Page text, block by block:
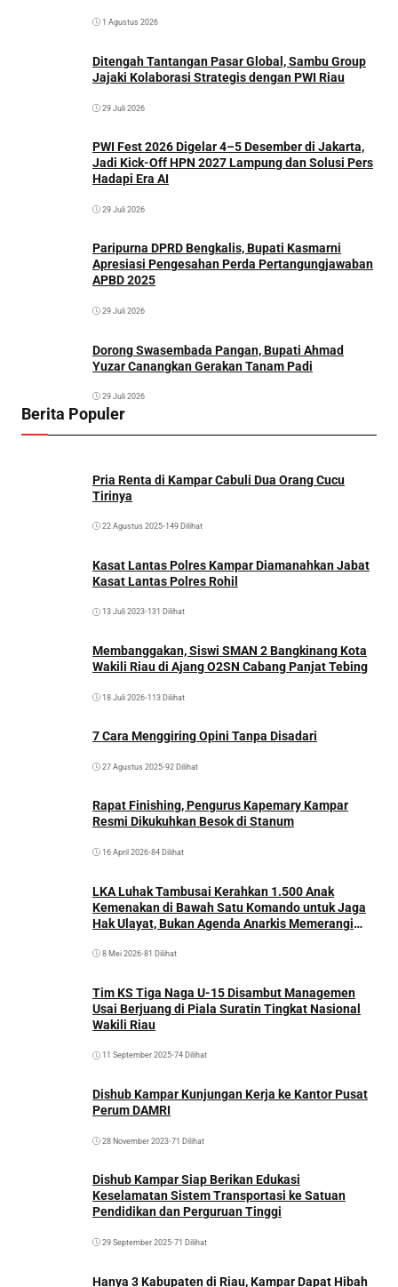
1 Agustus 2026
Ditengah Tantangan Pasar Global, Sambu Group
Jajaki Kolaborasi Strategis dengan PWI Riau
29 Juli 2026
PWI Fest 2026 Digelar 4–5 Desember di Jakarta,
Jadi Kick-Off HPN 2027 Lampung dan Solusi Pers
Hadapi Era AI
29 Juli 2026
Paripurna DPRD Bengkalis, Bupati Kasmarni
Apresiasi Pengesahan Perda Pertangungjawaban
APBD 2025
29 Juli 2026
Dorong Swasembada Pangan, Bupati Ahmad
Yuzar Canangkan Gerakan Tanam Padi
29 Juli 2026
Berita Populer
Pria Renta di Kampar Cabuli Dua Orang Cucu
Tirinya
22 Agustus 2025•149 Dilihat
Kasat Lantas Polres Kampar Diamanahkan Jabat
Kasat Lantas Polres Rohil
13 Juli 2023•131 Dilihat
Membanggakan, Siswi SMAN 2 Bangkinang Kota
Wakili Riau di Ajang O2SN Cabang Panjat Tebing
18 Juli 2026•113 Dilihat
7 Cara Menggiring Opini Tanpa Disadari
27 Agustus 2025•92 Dilihat
Rapat Finishing, Pengurus Kapemary Kampar
Resmi Dikukuhkan Besok di Stanum
16 April 2026•84 Dilihat
LKA Luhak Tambusai Kerahkan 1.500 Anak
Kemenakan di Bawah Satu Komando untuk Jaga
Hak Ulayat, Bukan Agenda Anarkis Memerangi
8 Mei 2026•81 Dilihat
Tim KS Tiga Naga U-15 Disambut Managemen
Usai Berjuang di Piala Suratin Tingkat Nasional
Wakili Riau
11 September 2025•74 Dilihat
Dishub Kampar Kunjungan Kerja ke Kantor Pusat
Perum DAMRI
28 November 2023•71 Dilihat
Dishub Kampar Siap Berikan Edukasi
Keselamatan Sistem Transportasi ke Satuan
Pendidikan dan Perguruan Tinggi
29 September 2025•71 Dilihat
Hanya 3 Kabupaten di Riau, Kampar Dapat Hibah